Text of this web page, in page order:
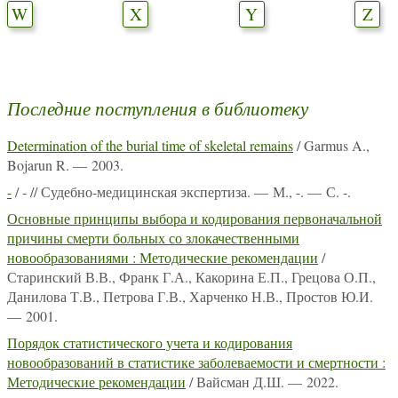
W
X Y Z
Последние поступления в библиотеку
Determination of the burial time of skeletal remains/ Garmus A.,
Bojarun R. — 2003.
-/ - // Судебно-медицинская экспертиза. — М., -. — С. -.
Основные принципы выбора и кодирования первоначальной
причины смерти больных со злокачественными
новообразованиями : Методические рекомендации /
Старинский В.В., Франк Г.А., Какорина Е.П., Грецова О.П.,
Данилова Т.В., Петрова Г.В., Харченко Н.В., Простов Ю.И.
— 2001.
Порядок статистического учета и кодирования
новообразований в статистике заболеваемости и смертности :
Методические рекомендации / Вайсман Д.Ш. — 2022.